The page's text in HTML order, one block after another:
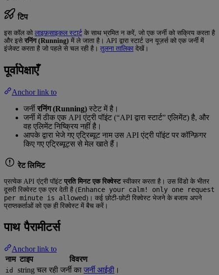
टिप
इस कॉल को लाइफ़साइकल स्टार्ट के साथ भ्रमित न करें, जो एक जर्नी को सक्रिय करता है
और इसे रनिंग (Running) में ले जाता है। API द्वारा स्टार्ट उन यूज़र्स को एक जर्नी में
इंजेक्ट करता है जो पहले से चल रही है। तुलना तालिका देखें।
पूर्वापेक्षाएँ
Anchor link to
जर्नी रनिंग (Running) स्टेट में है।
जर्नी में ठीक एक API एंट्री पॉइंट (“API द्वारा स्टार्ट” एलिमेंट) है, और
वह एलिमेंट निष्क्रिय नहीं है।
आपके द्वारा भेजे गए एट्रिब्यूट नाम उस API एंट्री पॉइंट पर कॉन्फ़िगर
किए गए एट्रिब्यूट्स से मेल खाते हैं।
रेट लिमिट
प्रत्येक API एंट्री पॉइंट प्रति मिनट एक रिक्वेस्टस्वीकार करता है। उस विंडो के भीतर
दूसरी रिक्वेस्ट एक एरर देती है (Enhance your calm! only one request
per minute is allowed)। कई छोटी-छोटी रिक्वेस्ट भेजने के बजाय अपने
प्राप्तकर्ताओं को एक ही रिक्वेस्ट में बैच करें।
पाथ पैरामीटर्स
Anchor link to
नाम टाइप विवरण
id string चल रही जर्नी का जर्नी आईडी ।